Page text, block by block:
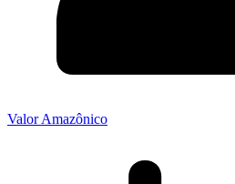
Valor Amazônico